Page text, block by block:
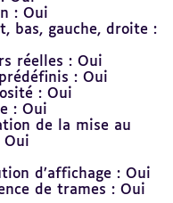
: Oui
bas, gauche, droite :
réelles : Oui
: Oui
: Oui
: Oui
de la mise au
Oui
d’affichage : Oui
de trames : Oui